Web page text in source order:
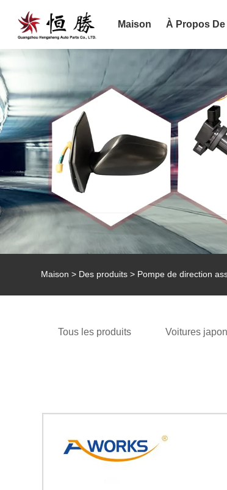
Maison À Propos
Maison > Des produits > Pompe de direction
Tous les produits Voitures